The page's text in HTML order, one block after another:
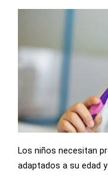
Los niños necesitan
adaptados a su edad